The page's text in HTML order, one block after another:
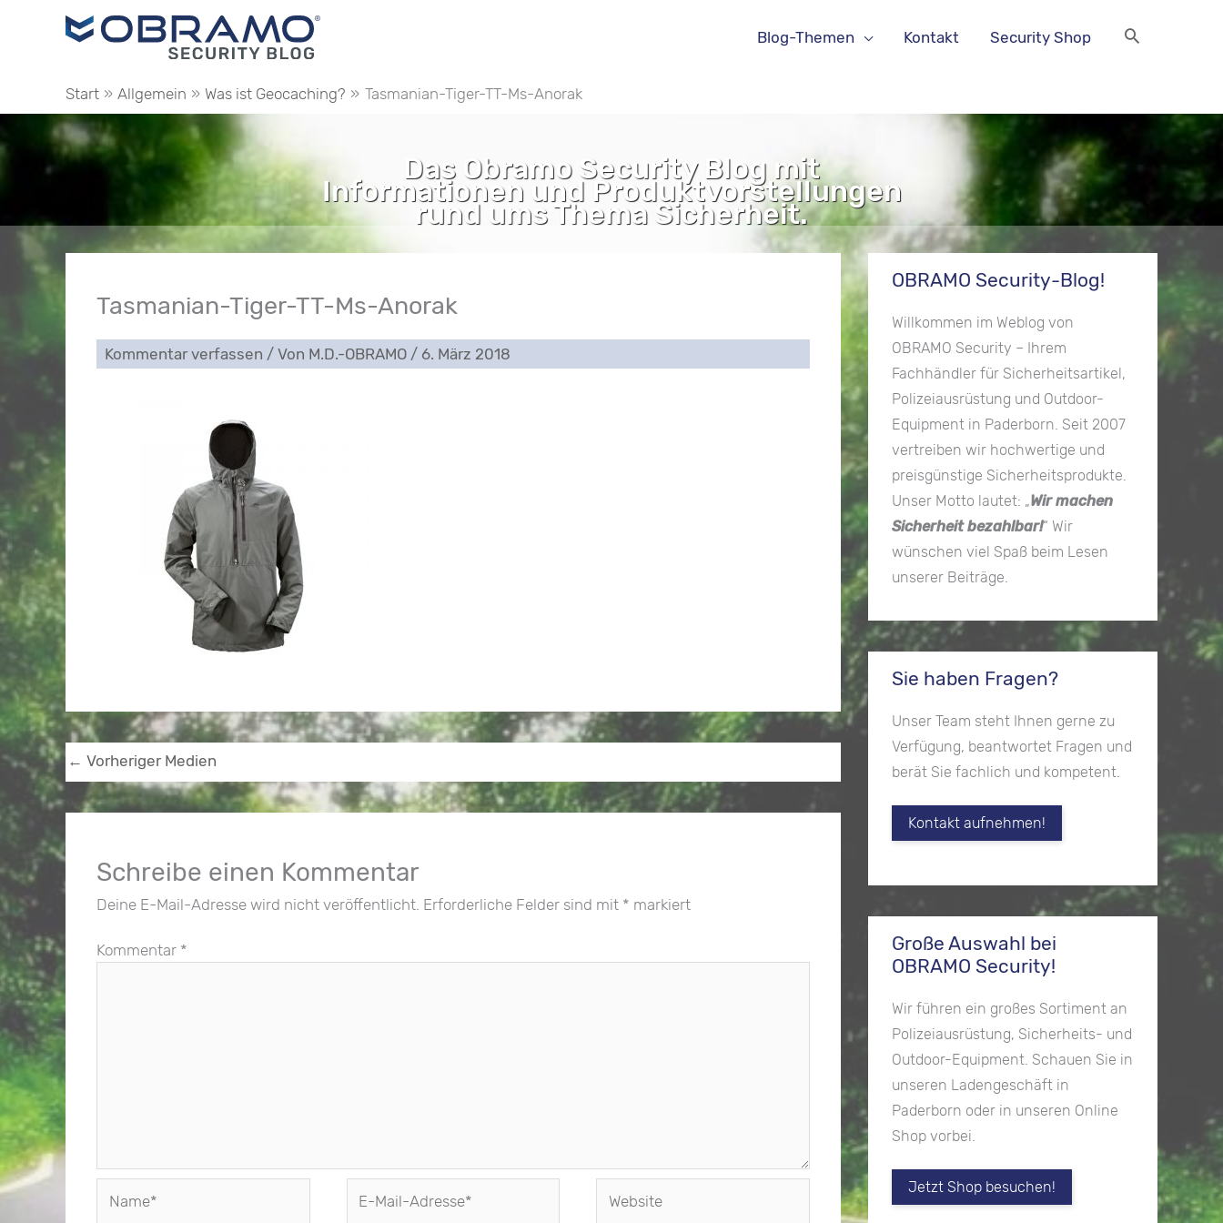
Blog-Themen Kontakt Security Shop
Start Allgemein Was ist Geocaching? Tasmanian-Tiger-TT-Ms-Anorak
Das Obramo Security Blog mit
Informationen und Produktvorstellungen
rund ums Thema Sicherheit.
Tasmanian-Tiger-TT-Ms-Anorak
Kommentar verfassen / Von M.D.-OBRAMO / 6. März 2018
← Vorheriger Medien
Schreibe einen Kommentar
Deine E-Mail-Adresse wird nicht veröffentlicht. Erforderliche Felder sind mit * markiert
Kommentar *
Mail-
OBRAMO Security-Blog!
Willkommen im Weblog von
OBRAMO Security – Ihrem
Fachhändler für Sicherheitsartikel,
Polizeiausrüstung und Outdoor-
Equipment in Paderborn. Seit 2007
vertreiben wir hochwertige und
preisgünstige Sicherheitsprodukte.
Unser Motto lautet: „Wir machen
Sicherheit bezahlbar!“ Wir
wünschen viel Spaß beim Lesen
unserer Beiträge.
Sie haben Fragen?
Unser Team steht Ihnen gerne zu
Verfügung, beantwortet Fragen und
berät Sie fachlich und kompetent.
Kontakt aufnehmen!
Große Auswahl bei
OBRAMO Security!
Wir führen ein großes Sortiment an
Polizeiausrüstung, Sicherheits- und
Outdoor-Equipment. Schauen Sie in
unseren Ladengeschäft in
Paderborn oder in unseren Online
Shop vorbei.
Jetzt Shop besuchen!